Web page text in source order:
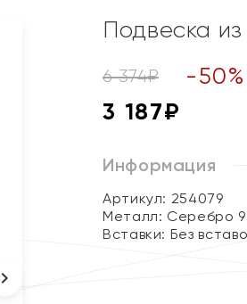
Подвеска
6 374₽ -50%
3 187₽
Информация
Артикул: 254079
Металл: Серебро
Вставки: Без